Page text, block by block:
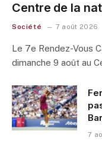
Centre de la
Société 7 août 2026
Le 7e Rendez-Vous
dimanche 9 août au
7